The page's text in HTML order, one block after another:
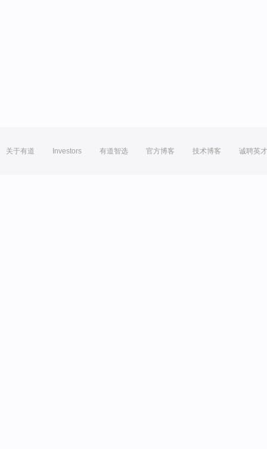
关于有道 Investors 有道智选 官方博客 技术博客 诚聘英才